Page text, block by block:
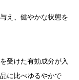
え、健やかな状態を
受けた有効成分が入
に比べゆるやかで